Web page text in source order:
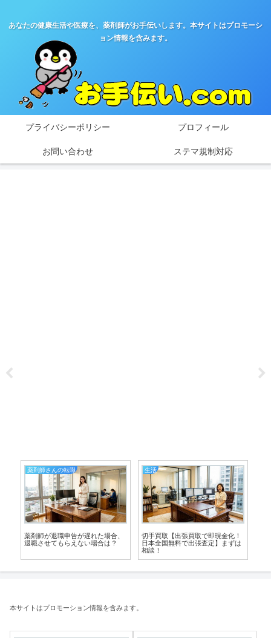
あなたの健康生活や医療を、薬剤師がお手伝いします。本サイトはプロモーシ
ョン情報を含みます。
プライバシーポリシー プロフィール
お問い合わせ ステマ規制対応
薬剤師さんの転職
薬剤師が退職申告が遅れた場合、
退職させてもらえない場合は？
生活
切手買取【出張買取で即現金化！
日本全国無料で出張査定】まずは
相談！
本サイトはプロモーション情報を含みます。